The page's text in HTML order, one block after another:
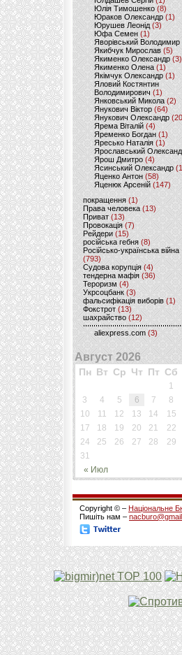
Юлія Тимошенко (8)
Юраков Олександр (1)
Юрушев Леонід (3)
Юфа Семен (1)
Яворівський Володимир
Якибчук Мирослав (5)
Якименко Олександр (3)
Якименко Олена(1)
Якімчук Олександр (1)
Яловий Костянтин
Володимирович (1)
Янковський Микола(2)
Янукович Віктор (64)
Янукович Олександр
Ярема Віталій(4)
Яременко Богдан(1)
Яресько Наталія(1)
Ярославський
Ярош Дмитро (4)
Ясинський Олександр
Яценко Антон(58)
Яценюк Арсеній (147)
покращення (1)
Права человека(13)
Приват (13)
Провокація (7)
Рейдери (15)
російська гебня (8)
Російсько-українська війна
(793)
Судова корупція (4)
тендерна мафія (36)
Тероризм (4)
Укрсоцбанк (3)
фальсифікація виборів (1)
Фокстрот(13)
шахрайство (12)
aliexpress.com (3)
Август 2026
Пн Вт Ср Чт Пт Сб
« Июл
1
3
4 5 6 7 8
10
11 12 13 14 15
17
18 19 20 21 22
24
25 26 27 28 29
31
Copyright © – Національне
Пишіть нам –